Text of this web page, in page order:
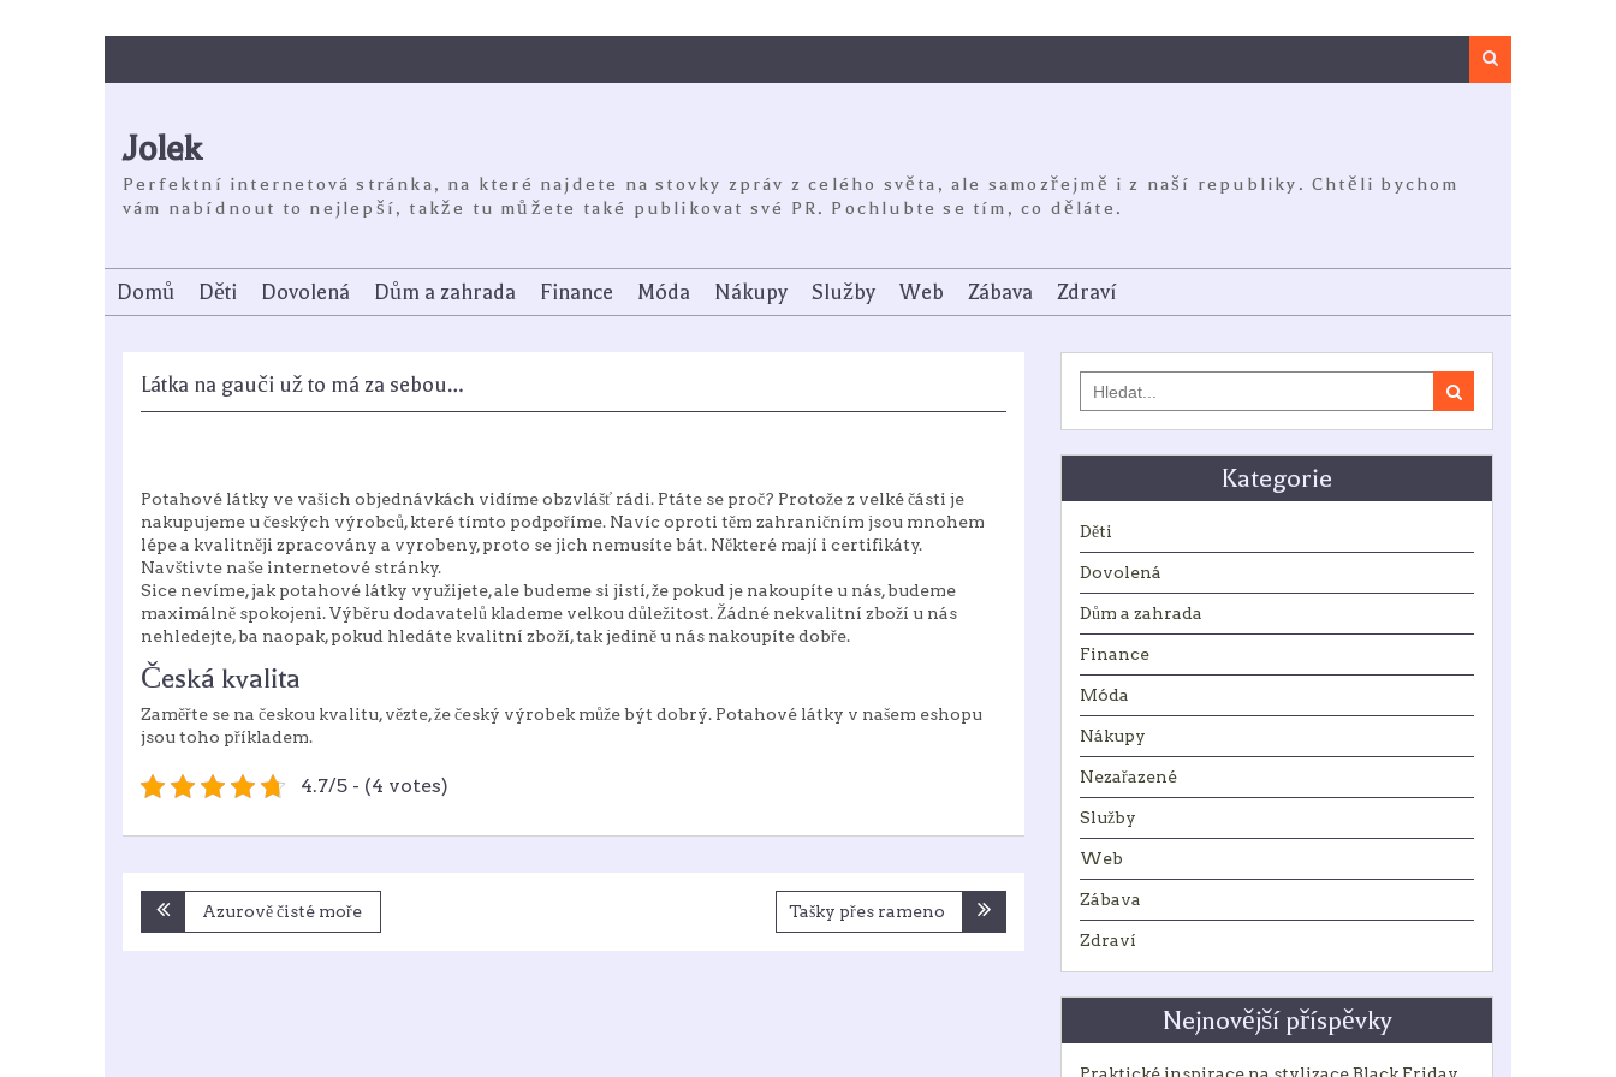
Jolek
Perfektní internetová stránka, na které najdete na stovky zpráv z celého světa, ale samozřejmě i z naší republiky. Chtěli bychom
vám nabídnout to nejlepší, takže tu můžete také publikovat své PR. Pochlubte se tím, co děláte.
Domů Děti Dovolená Dům a zahrada Finance Móda Nákupy Služby Web Zábava Zdraví
Látka na gauči už to má za sebou…
Potahové látky ve vašich objednávkách vidíme obzvlášť rádi. Ptáte se proč? Protože z velké části je
nakupujeme u českých výrobců, které tímto podpoříme. Navíc oproti těm zahraničním jsou mnohem
lépe a kvalitněji zpracovány a vyrobeny, proto se jich nemusíte bát. Některé mají i certifikáty.
Navštivte naše internetové stránky.
Sice nevíme, jak potahové látky využijete, ale budeme si jistí, že pokud je nakoupíte u nás, budeme
maximálně spokojeni. Výběru dodavatelů klademe velkou důležitost. Žádné nekvalitní zboží u nás
nehledejte, ba naopak, pokud hledáte kvalitní zboží, tak jedině u nás nakoupíte dobře.
Česká kvalita
Zaměřte se na českou kvalitu, vězte, že český výrobek může být dobrý. Potahové látky v našem eshopu
jsou toho příkladem.
4.7/5 - (4 votes)
NavigaceAzurově čisté moře Tašky přes rameno
for:
Kategorie
Děti
Dovolená
Dům a zahrada
Finance
Móda
Nákupy
Nezařazené
Služby
Web
Zábava
Zdraví
Nejnovější příspěvky